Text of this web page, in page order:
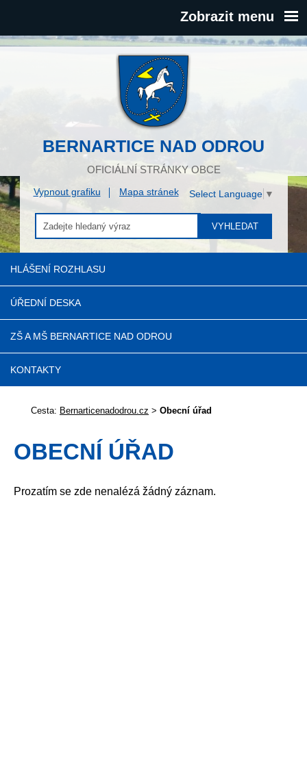
Zobrazit menu
BERNARTICE NAD ODROU
OFICIÁLNÍ STRÁNKY OBCE
Vypnout grafiku Mapa stránek Select Language ▼
VYHLEDAT
HLÁŠENÍ ROZHLASU
ÚŘEDNÍ DESKA
ZŠ A MŠ BERNARTICE NAD ODROU
KONTAKTY
Cesta: Bernarticenadodrou.cz > Obecní úřad
OBECNÍ ÚŘAD
Prozatím se zde nenalézá žádný záznam.